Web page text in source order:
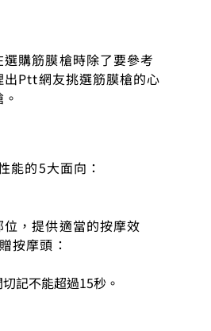
購筋膜槍時除了要參考
Ptt網友挑選筋膜槍的心
能的5大面向：
，提供適當的按摩效
按摩頭：
記不能超過15秒。